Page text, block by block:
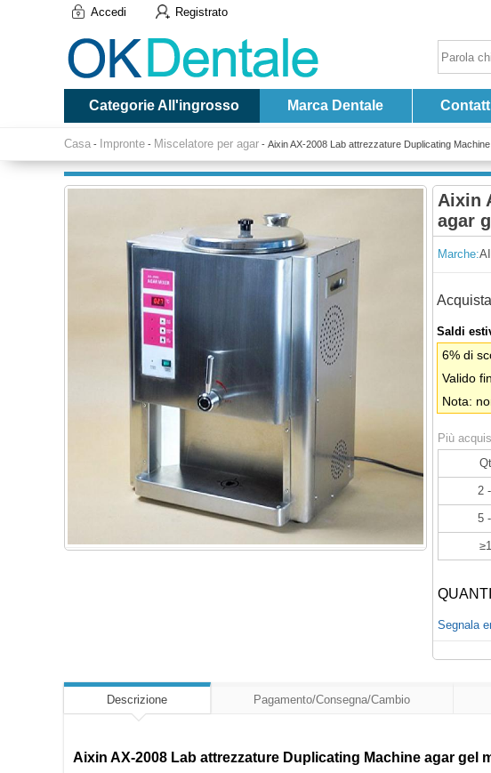
Accedi Registrato
Categorie All'ingrosso Marca Dentale
Casa - Impronte - Miscelatore per agar - Aixin AX-2008 Lab attrezzature Duplicating
Aixin
agar
Marche:
Saldi
6% di
Valido
Nota:
Più
2
5
Segnala
Descrizione Pagamento/Consegna/Cambio
Aixin AX-2008 Lab attrezzature Duplicating Machine agar gel